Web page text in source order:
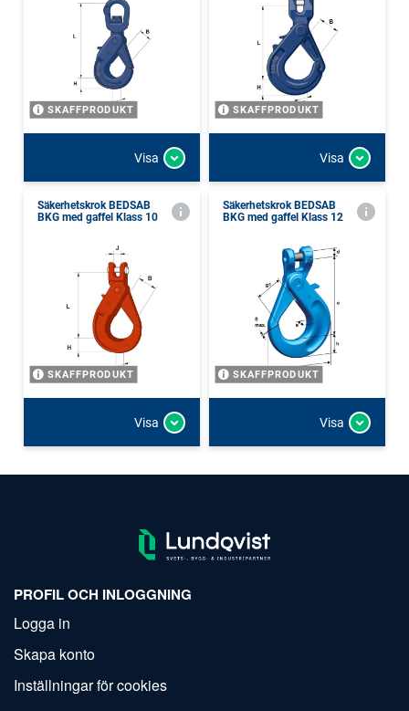
SKAFFPRODUKT
Visa
SKAFFPRODUKT
Visa
Säkerhetskrok BEDSAB
BKG med gaffel Klass 10
SKAFFPRODUKT
Visa
Säkerhetskrok BEDSAB
BKG med gaffel Klass 12
SKAFFPRODUKT
Visa
PROFIL OCH INLOGGNING
Logga in
Skapa konto
Inställningar för cookies